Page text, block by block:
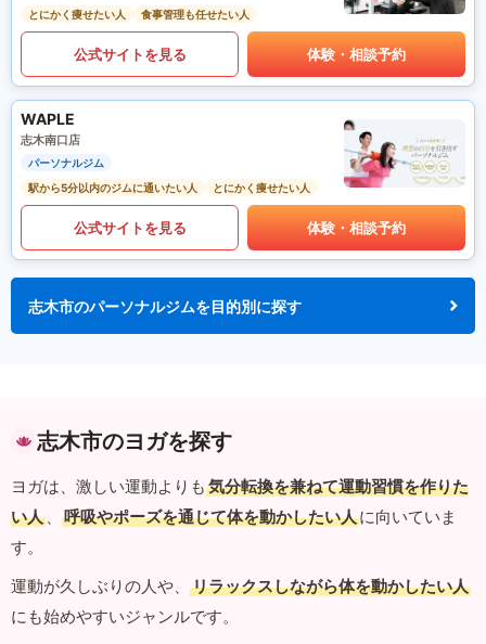
とにかく痩せたい人
食事管理も任せたい人
公式サイトを見る 体験・相談予約
WAPLE
志木南口店
パーソナルジム
駅から5分以内のジムに通いたい人
とにかく痩せたい人
公式サイトを見る 体験・相談予約
志木市のパーソナルジムを目的別に探す
志木市のヨガを探す
ヨガは、激しい運動よりも 気分転換を兼ねて運動習慣を作りた
い人 、 呼吸やポーズを通じて体を動かしたい人に向いていま
す。
運動が久しぶりの人や、
リラックスしながら体を動かしたい人
にも始めやすいジャンルです。